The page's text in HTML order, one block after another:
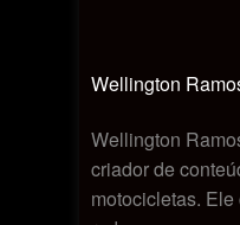
Wellington
Wellington
criador de
motocicletas.